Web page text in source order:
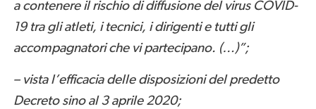
a contenere il rischio di diffusione del virus COVID-
19 tra gli atleti, i tecnici, i dirigenti e tutti gli
accompagnatori che vi partecipano. (…)”;
– vista l’efficacia delle disposizioni del predetto
Decreto sino al 3 aprile 2020;